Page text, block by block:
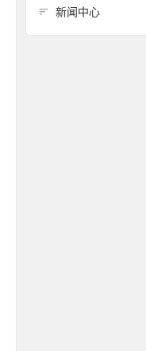
新闻中心